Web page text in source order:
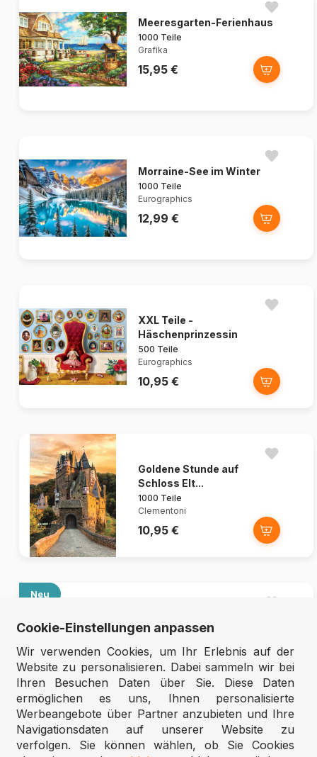
Meeresgarten-Ferienhaus
1000 Teile
Grafika
15,95 €
Morraine-See im Winter
1000 Teile
Eurographics
12,99 €
XXL Teile -
Häschenprinzessin
500 Teile
Eurographics
10,95 €
Goldene Stunde auf
Schloss Elt...
1000 Teile
Clementoni
10,95 €
Neu
1000 Teile
Cobble Hill
15,95 €
Cookie-Einstellungen anpassen
Wir verwenden Cookies, um Ihr Erlebnis auf der
Website zu personalisieren. Dabei sammeln wir bei
Ihren Besuchen Daten über Sie. Diese Daten
ermöglichen es uns, Ihnen personalisierte
Werbeangebote über Partner anzubieten und Ihre
Navigationsdaten auf unserer Website zu
verfolgen. Sie können wählen, ob Sie Cookies